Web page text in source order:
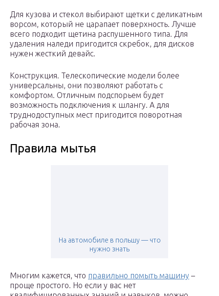
Для кузова и стекол выбирают щетки с деликатным
ворсом, который не царапает поверхность. Лучше
всего подходит щетина распушенного типа. Для
удаления наледи пригодится скребок, для дисков
нужен жесткий девайс.
Конструкция. Телескопические модели более
универсальны, они позволяют работать с
комфортом. Отличным подспорьем будет
возможность подключения к шлангу. А для
труднодоступных мест пригодится поворотная
рабочая зона.
Правила мытья
На автомобиле в польшу — что
нужно знать
Многим кажется, что правильно помыть машину –
проще простого. Но если у вас нет